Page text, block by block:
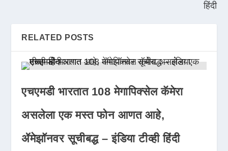
हिंदी
RELATED POSTS
एचएमडी भारतात 108 मेगापिक्सेल कॅमेरा
असलेला एक मस्त फोन आणत आहे,
ॲमेझॉनवर सूचीबद्ध – इंडिया टीव्ही हिंदी